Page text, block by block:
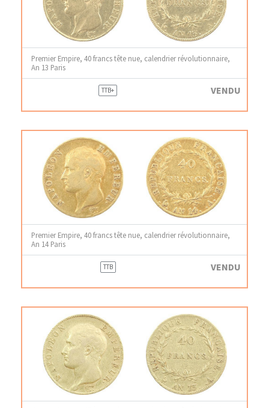
Premier Empire, 40 francs tête nue, calendrier révolutionnaire,
An 13 Paris
TTB+ VENDU
Premier Empire, 40 francs tête nue, calendrier révolutionnaire,
An 14 Paris
TTB VENDU